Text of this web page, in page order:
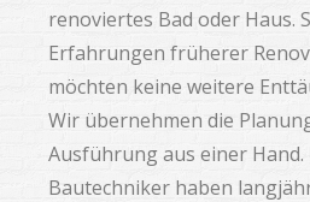
renoviertes Bad oder Haus.
Erfahrungen früherer
möchten keine weitere
Wir übernehmen die
Ausführung aus einer Hand.
Bautechniker haben